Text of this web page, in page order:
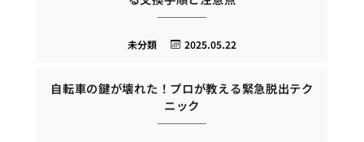
2025.05.22
未分類
自転車の鍵が壊れた！プロが教える緊急脱出テク
ニック